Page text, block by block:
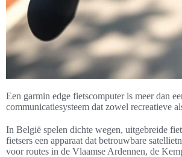
Een garmin edge fietscomputer is meer dan
communicatiesysteem dat zowel recreatieve
In België spelen dichte wegen, uitgebreide
fietsers een apparaat dat betrouwbare
voor routes in de Vlaamse Ardennen, de